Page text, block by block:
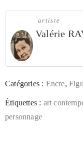
artiste
Valérie
Catégories : Encre,
Étiquettes : art
personnage